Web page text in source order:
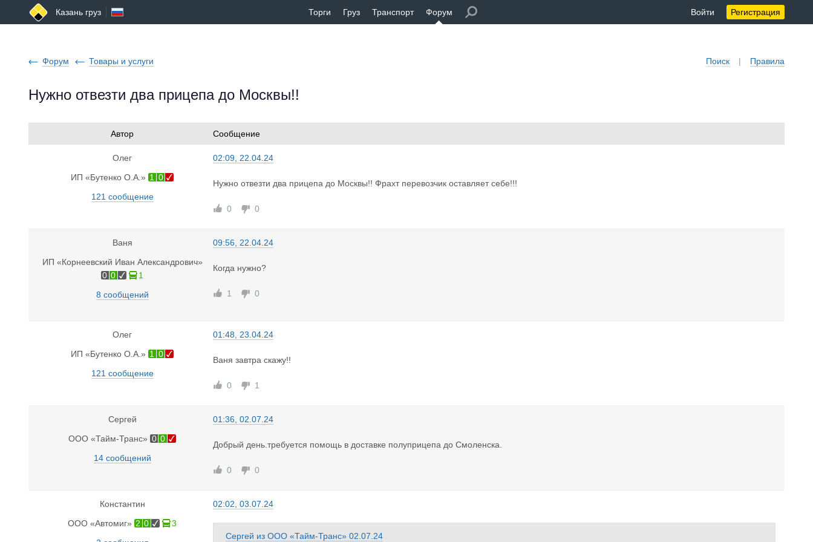
Казань груз Торги Груз Транспорт Форум Войти Регистрация
Поиск | Правила
Форум Товары и услуги
Нужно отвезти два прицепа до Москвы!!
Автор Сообщение
Олег
ИП «Бутенко О.А.» 1
0
121 сообщение
02:09, 22.04.24
Нужно отвезти два прицепа до Москвы!! Фрахт перевозчик оставляет себе!!!
0 0
Ваня
ИП «Корнеевский Иван Александрович»
0 0
1
8 сообщений
09:56, 22.04.24
Когда нужно?
1 0
Олег
ИП «Бутенко О.А.» 1
0
121 сообщение
01:48, 23.04.24
Ваня завтра скажу!!
0 1
Сергей
ООО «Тайм-Транс» 0 0
14 сообщений
01:36, 02.07.24
Добрый день.требуется помощь в доставке полуприцепа до Смоленска.
0 0
Константин
ООО «Автомиг» 2 0
3
02:02, 03.07.24
Сергей из ООО «Тайм-Транс» 02.07.24